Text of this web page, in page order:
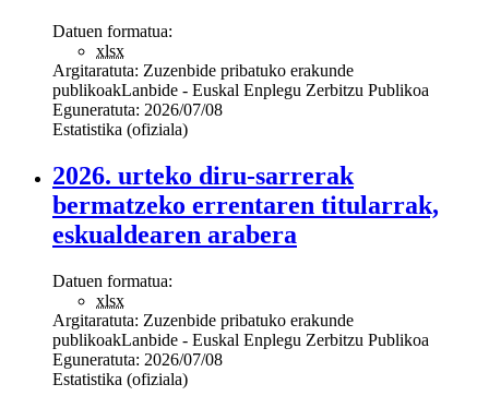
Datuen formatua:
xlsx
Argitaratuta: Zuzenbide pribatuko erakunde
publikoakLanbide - Euskal Enplegu Zerbitzu Publikoa
Eguneratuta: 2026/07/08
Estatistika (ofiziala)
2026. urteko diru-sarrerak
bermatzeko errentaren titularrak,
eskualdearen arabera
Datuen formatua:
xlsx
Argitaratuta: Zuzenbide pribatuko erakunde
publikoakLanbide - Euskal Enplegu Zerbitzu Publikoa
Eguneratuta: 2026/07/08
Estatistika (ofiziala)